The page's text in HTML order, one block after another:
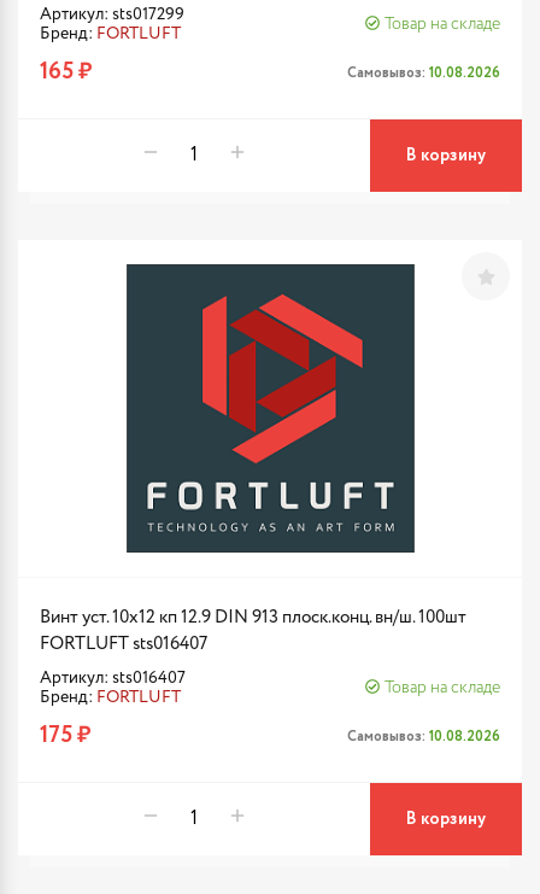
Артикул: sts017299
Бренд: FORTLUFT
Товар на складе
165 ₽ Самовывоз: 10.08.2026
В корзину
Винт уст. 10х12 кп 12.9 DIN 913 плоск.конц. вн/ш. 100шт
FORTLUFT sts016407
Артикул: sts016407
Бренд: FORTLUFT
Товар на складе
175 ₽ Самовывоз: 10.08.2026
В корзину